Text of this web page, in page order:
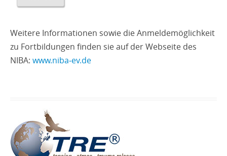
Weitere Informationen sowie die Anmeldemöglichkeit
zu Fortbildungen finden sie auf der Webseite des
NIBA: www.niba‑ev.de